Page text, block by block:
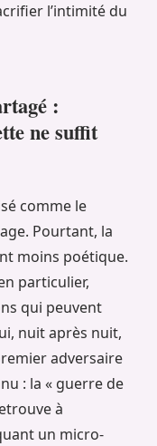
l’intimité du
:
ne suffit
comme le
Pourtant, la
moins poétique.
particulier,
qui peuvent
nuit après nuit,
adversaire
: la « guerre de
à
un micro-